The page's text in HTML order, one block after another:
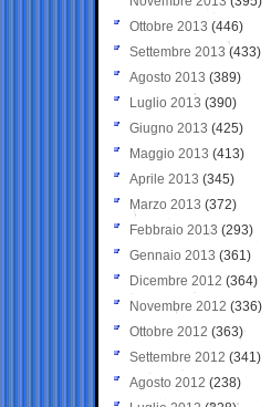
Ottobre 2013 (446)
Settembre 2013 (433)
Agosto 2013 (389)
Luglio 2013 (390)
Giugno 2013 (425)
Maggio 2013 (413)
Aprile 2013 (345)
Marzo 2013 (372)
Febbraio 2013 (293)
Gennaio 2013 (361)
Dicembre 2012 (364)
Novembre 2012 (336)
Ottobre 2012 (363)
Settembre 2012 (341)
Agosto 2012 (238)